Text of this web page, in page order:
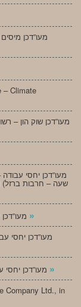
מעו”דכן
– Climate
מעו”דכן שוק הון –
»
»
Company Ltd., in